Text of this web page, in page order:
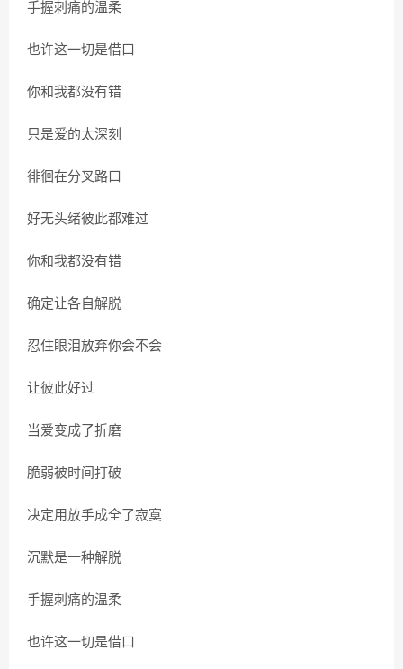
手握刺痛的温柔
也许这一切是借口
你和我都没有错
只是爱的太深刻
徘徊在分叉路口
好无头绪彼此都难过
你和我都没有错
确定让各自解脱
忍住眼泪放弃你会不会
让彼此好过
当爱变成了折磨
脆弱被时间打破
决定用放手成全了寂寞
沉默是一种解脱
手握刺痛的温柔
也许这一切是借口